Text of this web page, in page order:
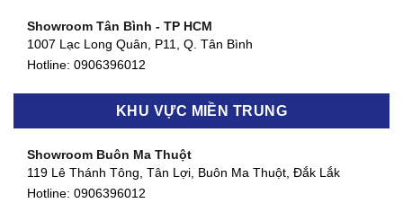
Showroom Tân Bình - TP HCM
1007 Lạc Long Quân, P11, Q. Tân Bình
Hotline: 0906396012
Showroom Biên Hòa - Đồng Nai
Showroom Thuận An - Bình Dương
KHU VỰC MIỀN TRUNG
Showroom Buôn Ma Thuột
119 Lê Thánh Tông, Tân Lợi, Buôn Ma Thuột, Đắk Lắk
Hotline: 0906396012